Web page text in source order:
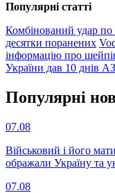
Популярнi статтi
Комбінований удар по
десятки поранених
інформацію про
України дав 10 днів
Популярнi
07.08
Військовий і його
ображали Україну та
07.08